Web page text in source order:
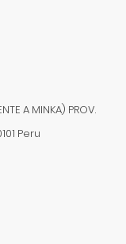
A MINKA) PROV.
Peru